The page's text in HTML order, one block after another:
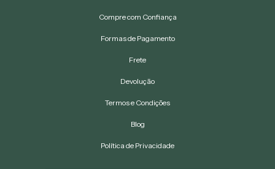
Compre com Confiança
Formas de Pagamento
Frete
Devolução
Termos e Condições
Blog
Política de Privacidade